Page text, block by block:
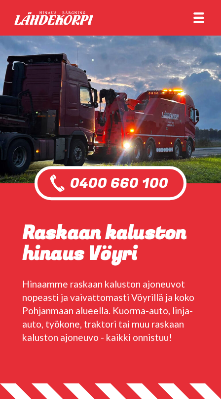
Raskaan kaluston
hinaus Vöyri
Hinaamme raskaan kaluston ajoneuvot
nopeasti ja vaivattomasti Vöyrillä ja koko
Pohjanmaan alueella. Kuorma-auto, linja-
auto, työkone, traktori tai muu raskaan
kaluston ajoneuvo - kaikki onnistuu!
0400 660 100